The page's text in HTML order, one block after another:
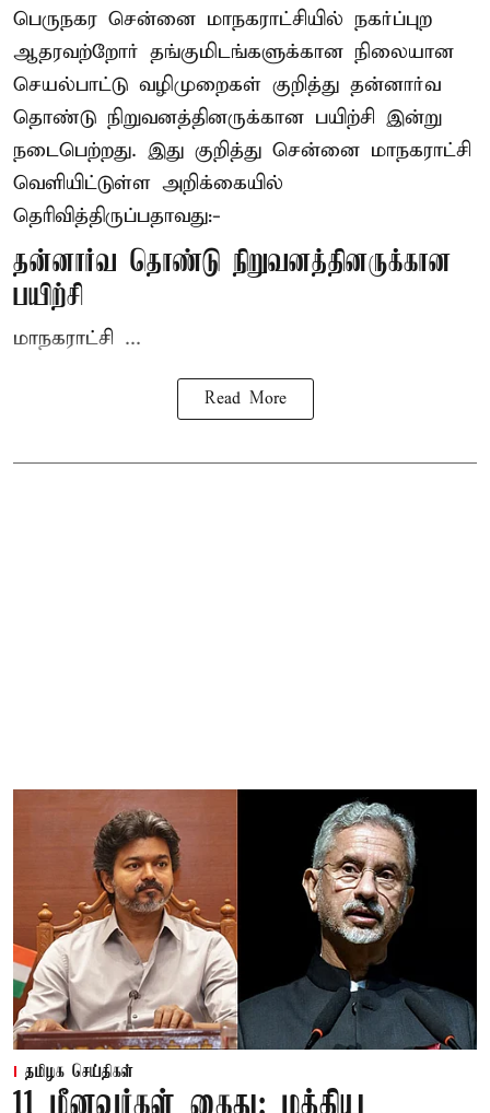
பெருநகர சென்னை மாநகராட்சியில் நகர்ப்புற
ஆதரவற்றோர் தங்குமிடங்களுக்கான நிலையான
செயல்பாட்டு வழிமுறைகள் குறித்து தன்னார்வ
தொண்டு நிறுவனத்தினருக்கான பயிற்சி இன்று
நடைபெற்றது. இது குறித்து சென்னை மாநகராட்சி
வெளியிட்டுள்ள அறிக்கையில்
தெரிவித்திருப்பதாவது:-
தன்னார்வ தொண்டு நிறுவனத்தினருக்கான
பயிற்சி
மாநகராட்சி ...
Read More
தமிழக செய்திகள்